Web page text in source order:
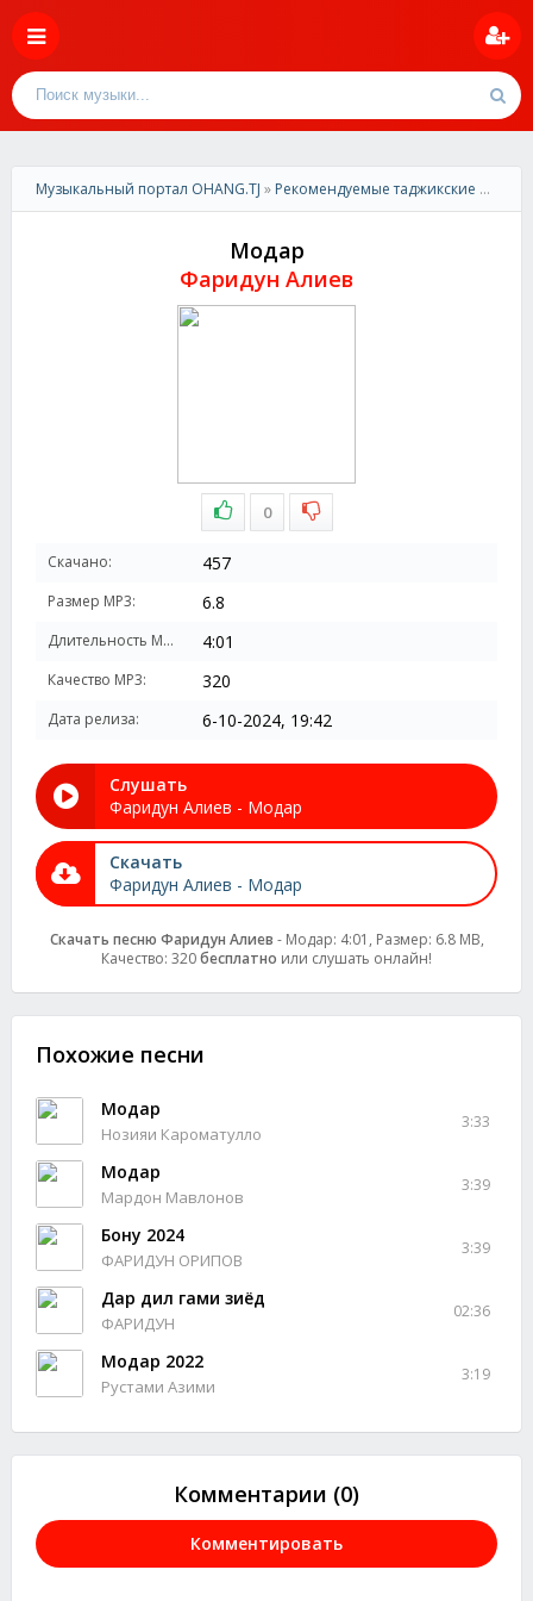
Музыкальный портал OHANG.TJ » Рекомендуемые таджикские песни
Модар
Фаридун Алиев
0
Скачано: 457
Размер MP3: 6.8
Длительность MP3: 4:01
Качество MP3: 320
Дата релиза: 6-10-2024, 19:42
Слушать
Фаридун Алиев - Модар
Скачать
Фаридун Алиев - Модар
Скачать песню Фаридун Алиев - Модар: 4:01, Размер: 6.8 MB,
Качество: 320бесплатно или слушать онлайн!
Похожие песни
Модар
Нозияи Кароматулло
3:33
Модар
Мардон Мавлонов
3:39
Бону 2024
ФАРИДУН ОРИПОВ
3:39
Дар дил гами зиёд
ФАРИДУН
02:36
Модар 2022
Рустами Азими
3:19
Комментарии (0)
Комментировать